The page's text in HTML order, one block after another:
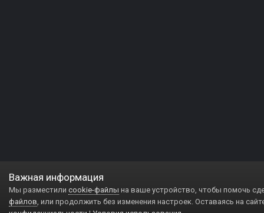
Важная информация
Мы разместили cookie-файлы на ваше устройство, чтобы помочь
файлов, или продолжить без изменения настроек. Оставаясь на